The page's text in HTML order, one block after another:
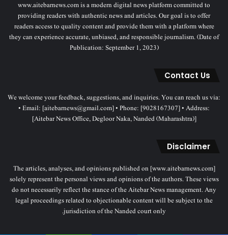
www.aitebarnews.com is a modern digital news platform committed to
providing readers with authentic news and articles. Our goal is to offer
readers access to quality content and provide them with a platform where
they can experience accurate, unbiased, and responsible journalism. (Date of
Publication: September 1, 2023)
Contact Us
We welcome your feedback, suggestions, and inquiries. You can reach us via:
• Email: [aitebarnews@gmail.com] • Phone: [9028167307] • Address:
[Aitebar News Office, Degloor Naka, Nanded (Maharashtra)]
Disclaimer
The articles, analyses, and opinions published on [www.aitebarnews.com]
solely represent the personal views and opinions of the authors. These views
do not necessarily reflect the stance of the Aitebar News management. Any
legal proceedings related to objectionable content will be subject to the
jurisdiction of the Nanded court only.